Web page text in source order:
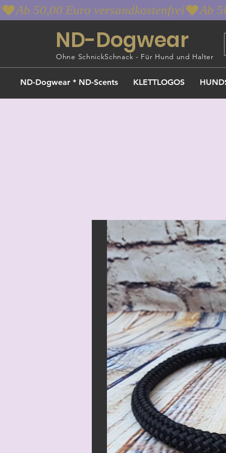
ND-Dogwear * ND-Scents KLETTLOGOS
ND-Dogwear
Ohne SchnickSchnack - Für Hund und Halter